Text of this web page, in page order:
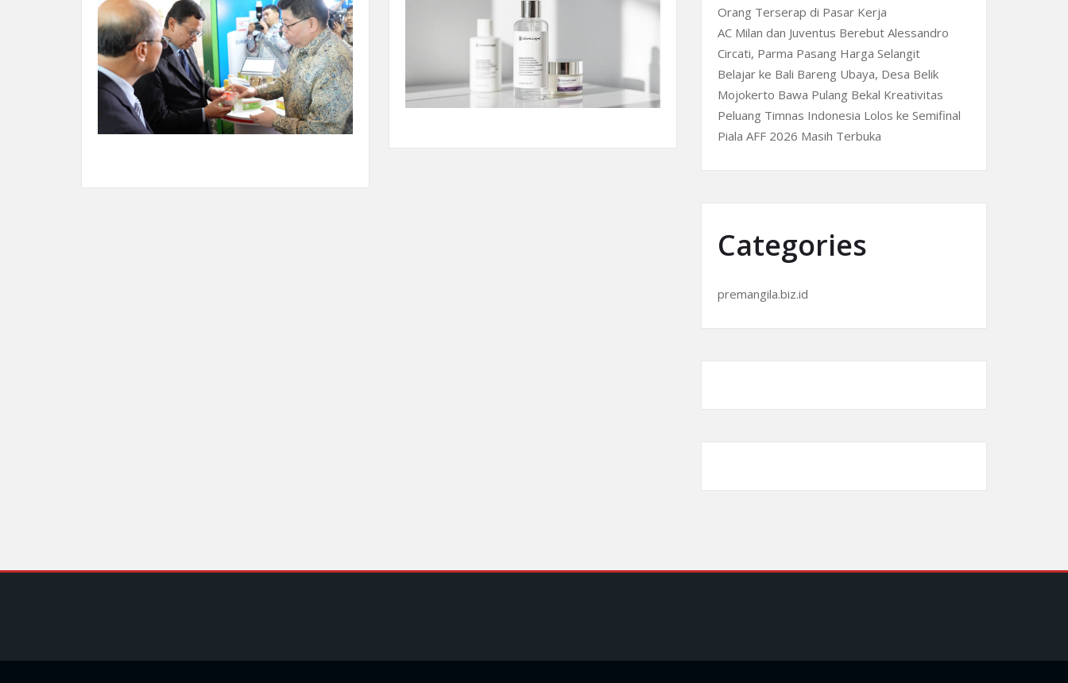
Orang Terserap di Pasar Kerja
AC Milan dan Juventus Berebut Alessandro
Circati, Parma Pasang Harga Selangit
Belajar ke Bali Bareng Ubaya, Desa Belik
Mojokerto Bawa Pulang Bekal Kreativitas
Peluang Timnas Indonesia Lolos ke Semifinal
Piala AFF 2026 Masih Terbuka
Categories
premangila.biz.id